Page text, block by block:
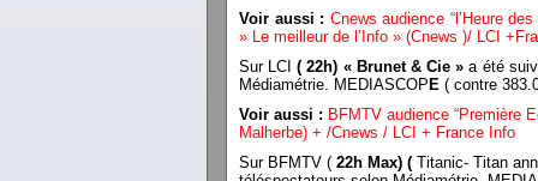
Voir aussi : Cnews audience “l’Heure
» Le meilleur de l’Info » (Cnews )/ LCI
Sur LCI( 22h) « Brunet & Cie »a été
Médiamétrie. MEDIASCOP E ( contre
Voir aussi : BFMTV audience “Première
Malherbe) + /Cnews / LCI + France Info
Sur BFMTV ( 22h Max) ( Titanic- Titan